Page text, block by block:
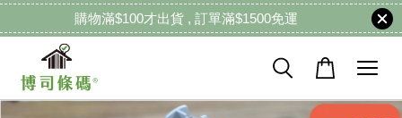
購物滿$100才出貨 , 訂單滿$1500免運